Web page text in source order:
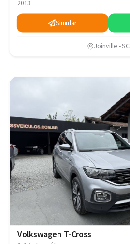
2013
Simular
Joinville - SC
Volkswagen T-Cross